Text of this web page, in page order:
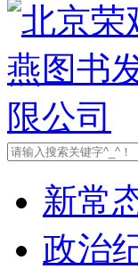
新常
政治